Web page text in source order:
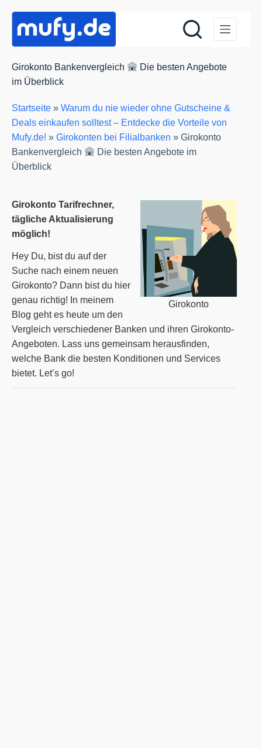
Inhalt
springen
Girokonto Bankenvergleich
Die besten Angebote
im Überblick
Startseite » Warum du nie wieder ohne Gutscheine &
Deals einkaufen solltest – Entdecke die Vorteile von
Mufy.de! » Girokonten bei Filialbanken » Girokonto
Bankenvergleich
Die besten Angebote im
Überblick
Girokonto
Girokonto Tarifrechner,
tägliche Aktualisierung
möglich!
Hey Du, bist du auf der
Suche nach einem neuen
Girokonto? Dann bist du hier
genau richtig! In meinem
Blog geht es heute um den
Vergleich verschiedener Banken und ihren Girokonto-
Angeboten. Lass uns gemeinsam herausfinden,
welche Bank die besten Konditionen und Services
bietet. Let’s go!